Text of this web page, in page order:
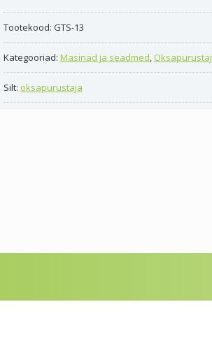
Tootekood: GTS-13
Kategooriad: Masinad ja seadmed,
Silt: oksapurustaja